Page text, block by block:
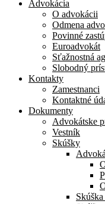
Advokácia
O advokácii
Odmena
Povinné
Euroadvokát
Sťažnostná
Slobodný
Kontakty
Zamestnanci
Kontaktné
Dokumenty
Advokátske
Vestník
Skúšky